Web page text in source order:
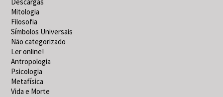
Mitologia
Filosofia
Símbolos Universais
Não categorizado
Ler online!
Antropologia
Psicologia
Metafísica
Vida e Morte